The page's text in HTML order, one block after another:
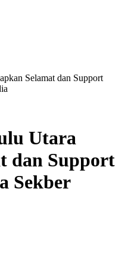
Selamat dan Support
Utara
dan Support
Sekber